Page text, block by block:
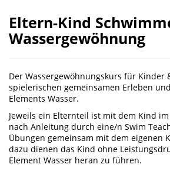
Eltern-Kind
Wassergewöhnung
Der Wassergewöhnungskurs für Kinder
spielerischen gemeinsamen Erleben
Elements Wasser.
Jeweils ein Elternteil ist mit dem Kind
nach Anleitung durch eine/n Swim
Übungen gemeinsam mit dem eigenen
dazu dienen das Kind ohne
Element Wasser heran zu führen.